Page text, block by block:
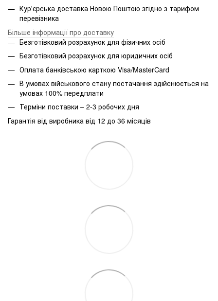
Кур'єрська доставка Новою Поштою згідно з тарифом
перевізника
Більше інформації про доставку
Безготівковий розрахунок для фізичних осіб
Безготівковий розрахунок для юридичних осіб
Оплата банківською карткою Visa/MasterCard
В умовах військового стану постачання здійснюється на
умовах 100% передплати
Терміни поставки – 2-3 робочих дня
Гарантія від виробника від 12 до 36 місяців